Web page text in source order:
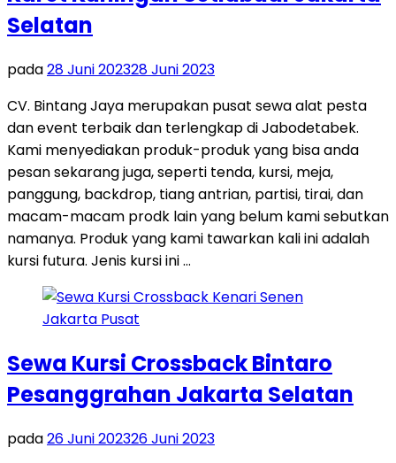
Selatan
pada28 Juni 202328 Juni 2023
CV. Bintang Jaya merupakan pusat sewa alat pesta
dan event terbaik dan terlengkap di Jabodetabek.
Kami menyediakan produk-produk yang bisa anda
pesan sekarang juga, seperti tenda, kursi, meja,
panggung, backdrop, tiang antrian, partisi, tirai, dan
macam-macam prodk lain yang belum kami sebutkan
namanya. Produk yang kami tawarkan kali ini adalah
kursi futura. Jenis kursi ini …
Sewa Kursi Crossback Bintaro
Pesanggrahan Jakarta Selatan
pada26 Juni 202326 Juni 2023